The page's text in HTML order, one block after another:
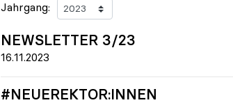
Jahrgang:
NEWSLETTER 3/23
16.11.2023
#NEUEREKTOR:INNEN